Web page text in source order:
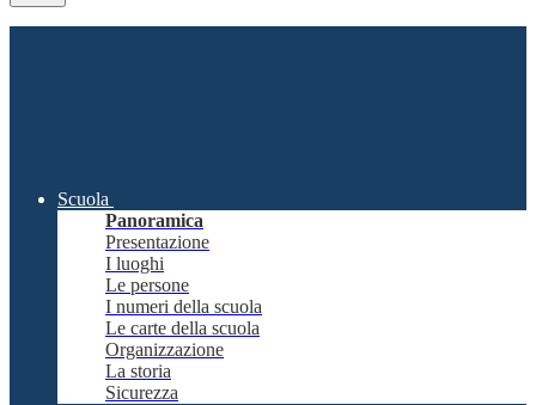
Scuola
Panoramica
Presentazione
I luoghi
Le persone
I numeri della scuola
Le carte della scuola
Organizzazione
La storia
Sicurezza